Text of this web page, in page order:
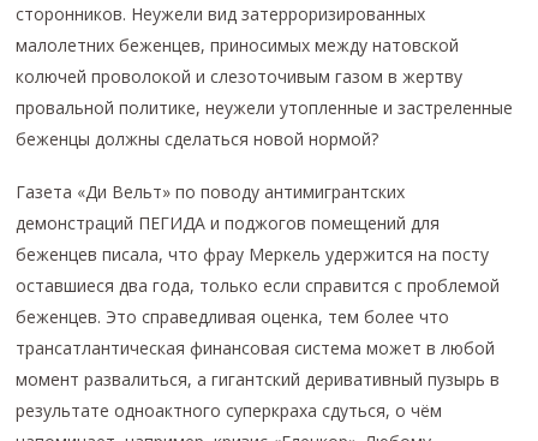
сторонников. Неужели вид затерроризированных
малолетних беженцев, приносимых между натовской
колючей проволокой и слезоточивым газом в жертву
провальной политике, неужели утопленные и застреленные
беженцы должны сделаться новой нормой?
Газета «Ди Вельт» по поводу антимигрантских
демонстраций ПЕГИДА и поджогов помещений для
беженцев писала, что фрау Меркель удержится на посту
оставшиеся два года, только если справится с проблемой
беженцев. Это справедливая оценка, тем более что
трансатлантическая финансовая система может в любой
момент развалиться, а гигантский деривативный пузырь в
результате одноактного суперкраха сдуться, о чём